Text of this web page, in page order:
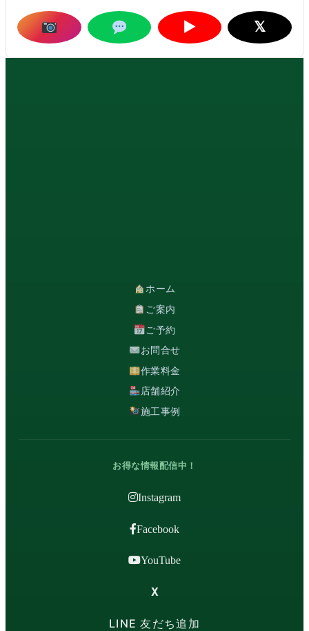
▶ 𝕏
ホーム
ご案内
ご予約
お問合せ
作業料金
店舗紹介
施工事例
お得な情報配信中！
Instagram
Facebook
YouTube
X
LINE 友だち追加